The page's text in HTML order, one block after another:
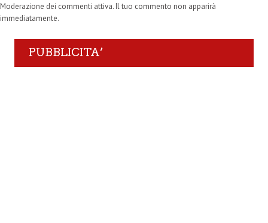
Moderazione dei commenti attiva. Il tuo commento non apparirà
immediatamente.
PUBBLICITA’